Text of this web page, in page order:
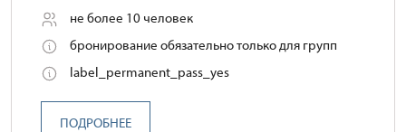
не более 10 человек
бронирование обязательно только для групп
label_permanent_pass_yes
ПОДРОБНЕЕ